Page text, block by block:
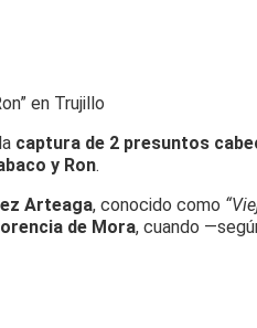
captura de 2 presuntos
y Ron.
Arteaga, conocido como
de Mora, cuando